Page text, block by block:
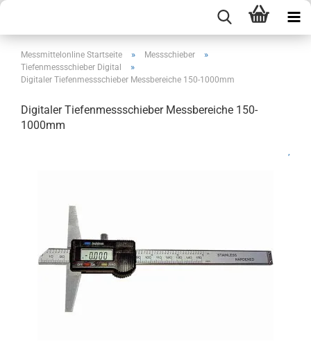
Messmittelonline Startseite » Messschieber »
Tiefenmessschieber Digital »
Digitaler Tiefenmessschieber Messbereiche 150-1000mm
Digitaler Tiefenmessschieber Messbereiche 150-
1000mm
,